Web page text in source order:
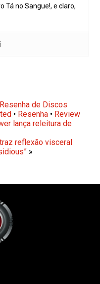
Tá no Sangue!, e claro,
Resenha de Discos
• Resenha • Review
lança releitura de
reflexão visceral
»